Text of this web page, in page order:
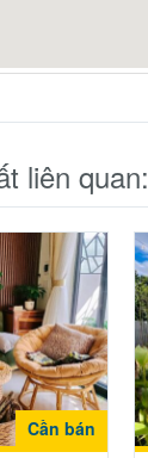
liên quan:
Cần bán